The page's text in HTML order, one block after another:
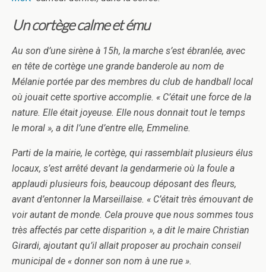
Un cortège calme et ému
Au son d’une sirène à 15h, la marche s’est ébranlée, avec
en tête de cortège une grande banderole au nom de
Mélanie portée par des membres du club de handball local
où jouait cette sportive accomplie. « C’était une force de la
nature. Elle était joyeuse. Elle nous donnait tout le temps
le moral », a dit l’une d’entre elle, Emmeline.
Parti de la mairie, le cortège, qui rassemblait plusieurs élus
locaux, s’est arrêté devant la gendarmerie où la foule a
applaudi plusieurs fois, beaucoup déposant des fleurs,
avant d’entonner la Marseillaise. « C’était très émouvant de
voir autant de monde. Cela prouve que nous sommes tous
très affectés par cette disparition », a dit le maire Christian
Girardi, ajoutant qu’il allait proposer au prochain conseil
municipal de « donner son nom à une rue ».